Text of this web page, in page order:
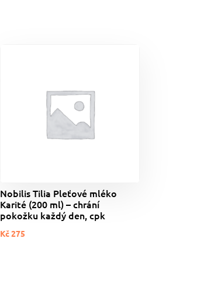
Nobilis Tilia Pleťové mléko
Karité (200 ml) – chrání
pokožku každý den, cpk
Kč275